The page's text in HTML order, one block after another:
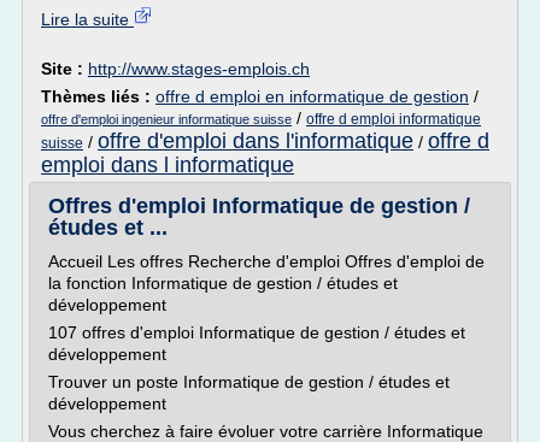
Lire la suite
Site : http://www.stages-emplois.ch
Thèmes liés : offre d emploi en informatique de gestion /
offre d'emploi ingenieur informatique suisse / offre d emploi informatique
suisse / offre d'emploi dans l'informatique / offre d
emploi dans l informatique
Offres d'emploi Informatique de gestion /
études et ...
Accueil Les offres Recherche d'emploi Offres d'emploi de
la fonction Informatique de gestion / études et
développement
107 offres d'emploi Informatique de gestion / études et
développement
Trouver un poste Informatique de gestion / études et
développement
Vous cherchez à faire évoluer votre carrière Informatique